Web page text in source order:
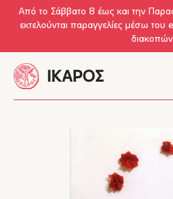
Skip to main content
Από το Σάββατο 8 έως και την
εκτελούνται παραγγελίες μέσω